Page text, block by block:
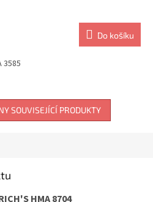
Do košíku
3585
SOUVISEJÍCÍ PRODUKTY
HMA 8704